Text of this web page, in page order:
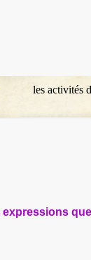
les activités
expressions